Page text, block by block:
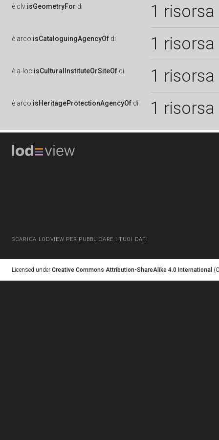
è clv:isGeometryFor di 1 risorsa
è arco:isCataloguingAgencyOf di 1 risorsa
è a-loc:isCulturalInstituteOrSiteOf di 1 risorsa
è arco:isHeritageProtectionAgencyOf di 1 risorsa
SCARICA LODVIEW PER PUBBLICARE I TUOI DATI
Licensed under Creative Commons Attribution-ShareAlike 4.0 International